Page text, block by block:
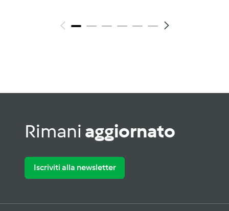
Rimani aggiornato
Iscriviti alla newsletter